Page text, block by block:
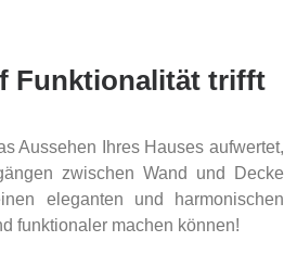
Funktionalität trifft
Aussehen Ihres Hauses aufwertet,
zwischen Wand und Decke
eleganten und harmonischen
funktionaler machen können!